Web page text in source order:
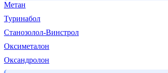
Метан
Туринабол
Станозолол-Винстрол
Оксиметалон
Оксандролон